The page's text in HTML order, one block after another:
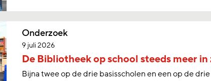
Onderzoek
9 juli 2026
De Bibliotheek op school steeds meer in
Bijna twee op de drie basisscholen en een op de